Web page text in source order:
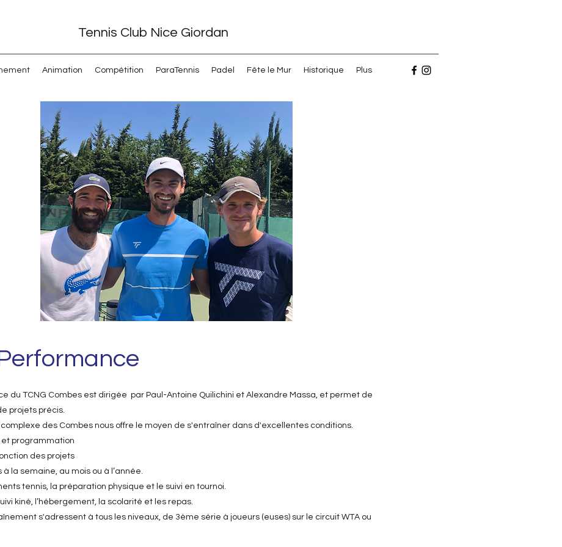
Tennis Club Nice Giordan
Animation Compétition ParaTennis Padel Fête le Mur Historique Plus
du TCNG Combes est dirigée par Paul-Antoine Quilichini et Alexandre Massa, et permet de
projets précis.
complexe des Combes nous offre le moyen de s'entraîner dans d'excellentes conditions.
programmation
des projets
à la semaine, au mois ou à l’année.
tennis, la préparation physique et le suivi en tournoi.
kiné, l’hébergement, la scolarité et les repas.
s'adressent à tous les niveaux, de 3ème série à joueurs (euses) sur le circuit WTA ou